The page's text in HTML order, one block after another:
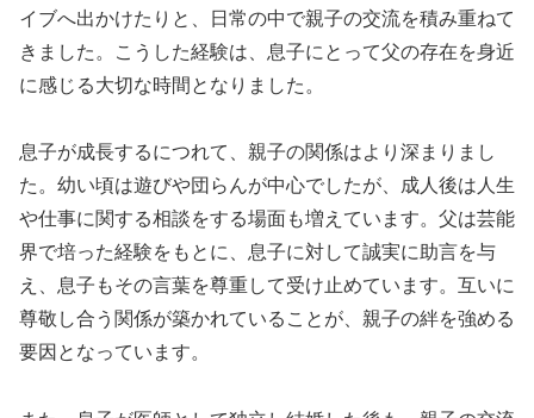
イブへ出かけたりと、日常の中で親子の交流を積み重ねて
きました。こうした経験は、息子にとって父の存在を身近
に感じる大切な時間となりました。
息子が成長するにつれて、親子の関係はより深まりまし
た。幼い頃は遊びや団らんが中心でしたが、成人後は人生
や仕事に関する相談をする場面も増えています。父は芸能
界で培った経験をもとに、息子に対して誠実に助言を与
え、息子もその言葉を尊重して受け止めています。互いに
尊敬し合う関係が築かれていることが、親子の絆を強める
要因となっています。